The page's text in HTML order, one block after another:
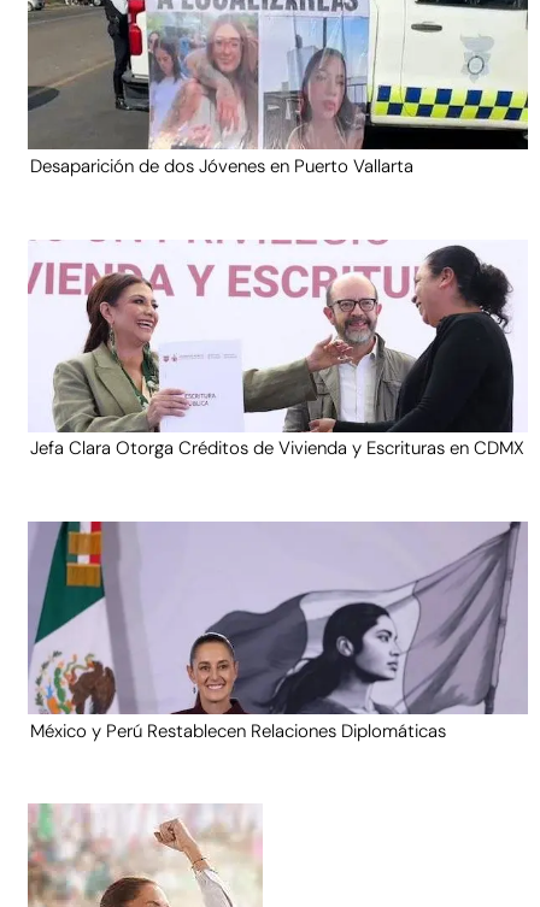
Desaparición de dos Jóvenes en Puerto Vallarta
Jefa Clara Otorga Créditos de Vivienda y Escrituras en CDMX
México y Perú Restablecen Relaciones Diplomáticas